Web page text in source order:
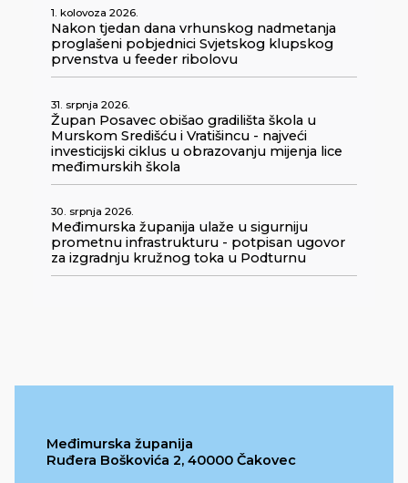
1. kolovoza 2026.
Nakon tjedan dana vrhunskog nadmetanja
proglašeni pobjednici Svjetskog klupskog
prvenstva u feeder ribolovu
31. srpnja 2026.
Župan Posavec obišao gradilišta škola u
Murskom Središću i Vratišincu - najveći
investicijski ciklus u obrazovanju mijenja lice
međimurskih škola
30. srpnja 2026.
Međimurska županija ulaže u sigurniju
prometnu infrastrukturu - potpisan ugovor
za izgradnju kružnog toka u Podturnu
Međimurska županija
Ruđera Boškovića 2, 40000 Čakovec